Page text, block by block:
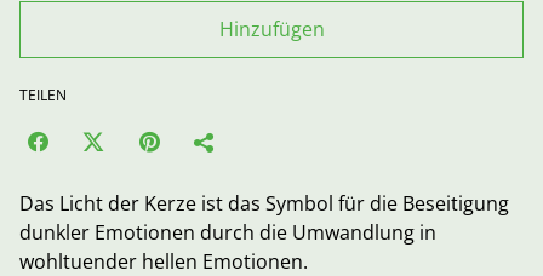
Hinzufügen
TEILEN
Das Licht der Kerze ist das Symbol für die Beseitigung
dunkler Emotionen durch die Umwandlung in
wohltuender hellen Emotionen.